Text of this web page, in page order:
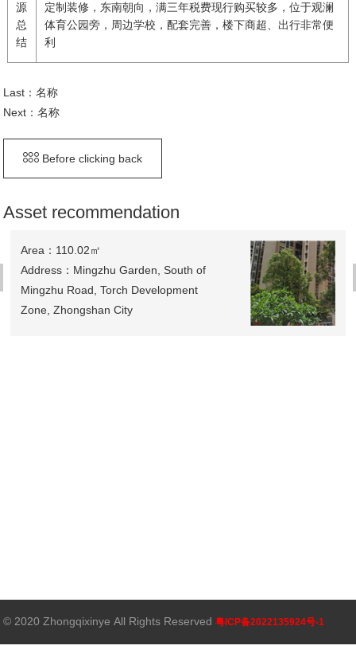
源
总
结
定制装修，东南朝向，满三年税费现行购买较多，位于观澜
体育公园旁，周边学校，配套完善，楼下商超、出行非常便
利
Last：名称
Next：名称
Before clicking back
Asset recommendation
Area：110.02㎡
Address：Mingzhu Garden, South of
Mingzhu Road, Torch Development
Zone, Zhongshan City
© 2020 Zhongqixinye All Rights Reserved粤ICP备2022135924号-1